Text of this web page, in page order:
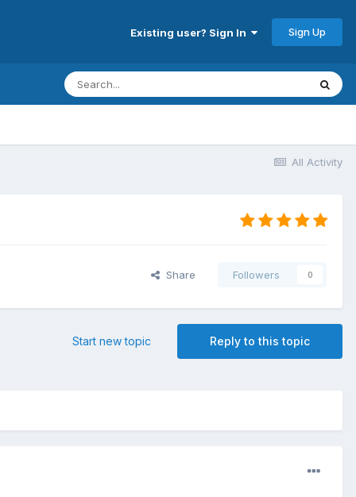
Existing user? Sign In Sign Up
All Activity
Share Followers 0
Reply to this topic
Start new topic